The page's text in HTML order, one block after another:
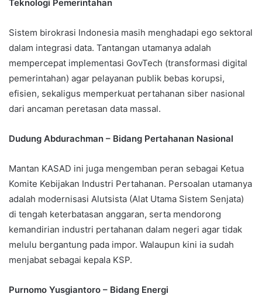
Teknologi Pemerintahan
Sistem birokrasi Indonesia masih menghadapi ego sektoral
dalam integrasi data. Tantangan utamanya adalah
mempercepat implementasi GovTech (transformasi digital
pemerintahan) agar pelayanan publik bebas korupsi,
efisien, sekaligus memperkuat pertahanan siber nasional
dari ancaman peretasan data massal.
Dudung Abdurachman – Bidang Pertahanan Nasional
Mantan KASAD ini juga mengemban peran sebagai Ketua
Komite Kebijakan Industri Pertahanan. Persoalan utamanya
adalah modernisasi Alutsista (Alat Utama Sistem Senjata)
di tengah keterbatasan anggaran, serta mendorong
kemandirian industri pertahanan dalam negeri agar tidak
melulu bergantung pada impor. Walaupun kini ia sudah
menjabat sebagai kepala KSP.
Purnomo Yusgiantoro – Bidang Energi